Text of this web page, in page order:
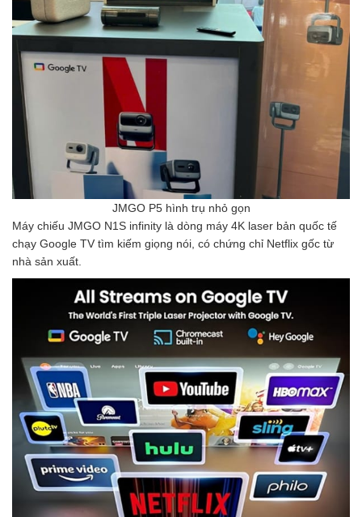
JMGO P5 hình trụ nhỏ gọn
Máy chiếu JMGO N1S infinity là dòng máy 4K laser bản quốc tế
chạy Google TV tìm kiếm giọng nói, có chứng chỉ Netflix gốc từ
nhà sản xuất.